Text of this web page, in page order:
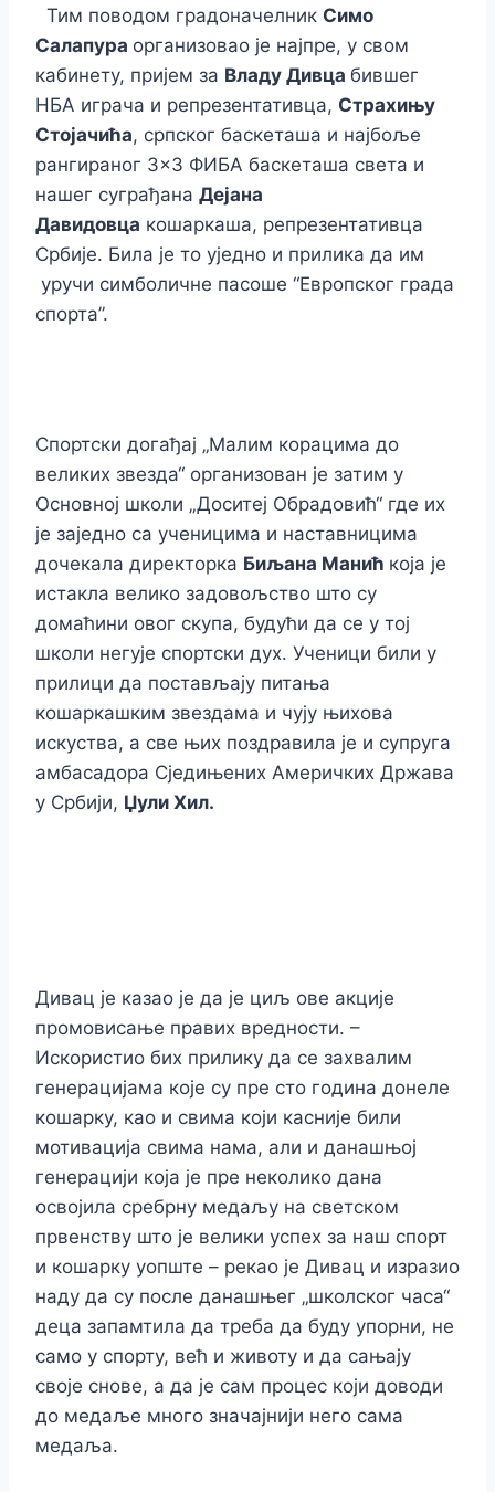
Тим поводом градоначелник Симо
Салапура организовао је најпре, у свом
кабинету, пријем за Владу Дивца бившег
НБА играча и репрезентативца, Страхињу
Стојачића, српског баскеташа и најбоље
рангираног 3×3 ФИБА баскеташа света и
нашег суграђана Дејана
Давидовца кошаркаша, репрезентативца
Србије. Била је то уједно и прилика да им
уручи симболичне пасоше “Европског града
спорта”.
Спортски догађај „Малим корацима до
великих звезда“ организован је затим у
Основној школи „Доситеј Обрадовић“ где их
је заједно са ученицима и наставницима
дочекала директорка Биљана Манић која је
истакла велико задовољство што су
домаћини овог скупа, будући да се у тој
школи негује спортски дух. Ученици били у
прилици да постављају питања
кошаркашким звездама и чују њихова
искуства, а све њих поздравила је и супруга
амбасадора Сједињених Америчких Држава
у Србији, Џули Хил.
Дивац је казао је да је циљ ове акције
промовисање правих вредности. –
Искористио бих прилику да се захвалим
генерацијама које су пре сто година донеле
кошарку, као и свима који касније били
мотивација свима нама, али и данашњој
генерацији која је пре неколико дана
освојила сребрну медаљу на светском
првенству што је велики успех за наш спорт
и кошарку уопште – рекао је Дивац и изразио
наду да су после данашњег „школског часа“
деца запамтила да треба да буду упорни, не
само у спорту, већ и животу и да сањају
своје снове, а да је сам процес који доводи
до медаље много значајнији него сама
медаља.